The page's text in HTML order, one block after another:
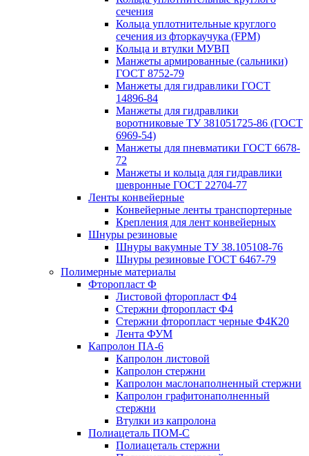
сечения
Кольца уплотнительные круглого
сечения из фторкаучука (FPM)
Кольца и втулки МУВП
Манжеты армированные (сальники)
ГОСТ 8752-79
Манжеты для гидравлики ГОСТ
14896-84
Манжеты для гидравлики
воротниковые ТУ 381051725-86 (ГОСТ
6969-54)
Манжеты для пневматики ГОСТ 6678-
72
Манжеты и кольца для гидравлики
шевронные ГОСТ 22704-77
Ленты конвейерные
Конвейерные ленты транспортерные
Крепления для лент конвейерных
Шнуры резиновые
Шнуры вакумные ТУ 38.105108-76
Шнуры резиновые ГОСТ 6467-79
Полимерные материалы
Фторопласт Ф
Листовой фторопласт Ф4
Стержни фторопласт Ф4
Стержни фторопласт черные Ф4К20
Лента ФУМ
Капролон ПА-6
Капролон листовой
Капролон стержни
Капролон маслонаполненный стержни
Капролон графитонаполненный
стержни
Втулки из капролона
Полиацеталь ПОМ-С
Полиацеталь стержни